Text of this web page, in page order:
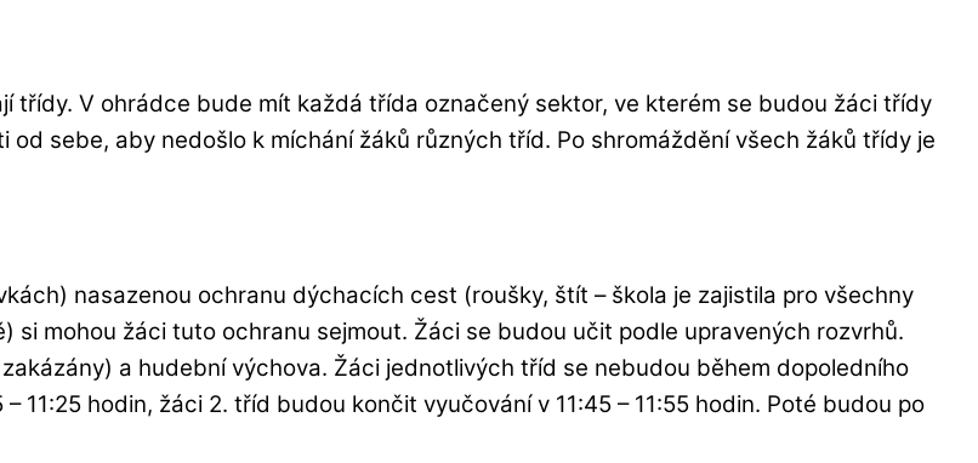
třídy. V ohrádce bude mít každá třída označený sektor, ve kterém se budou žáci třídy
sebe, aby nedošlo k míchání žáků různých tříd. Po shromáždění všech žáků třídy je
nasazenou ochranu dýchacích cest (roušky, štít – škola je zajistila pro všechny
si mohou žáci tuto ochranu sejmout. Žáci se budou učit podle upravených rozvrhů.
a hudební výchova. Žáci jednotlivých tříd se nebudou během dopoledního
11:25 hodin, žáci 2. tříd budou končit vyučování v 11:45 – 11:55 hodin. Poté budou po